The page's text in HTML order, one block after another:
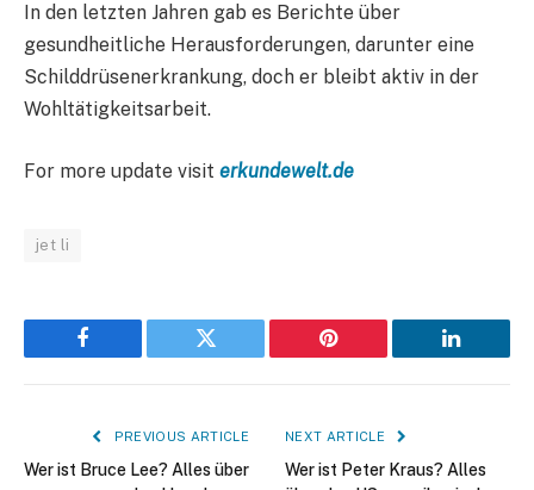
In den letzten Jahren gab es Berichte über
gesundheitliche Herausforderungen, darunter eine
Schilddrüsenerkrankung, doch er bleibt aktiv in der
Wohltätigkeitsarbeit.
For more update visit erkundewelt.de
jet li
Facebook Twitter Pinterest LinkedIn
PREVIOUS ARTICLE
Wer ist Bruce Lee? Alles über
NEXT ARTICLE
Wer ist Peter Kraus? Alles